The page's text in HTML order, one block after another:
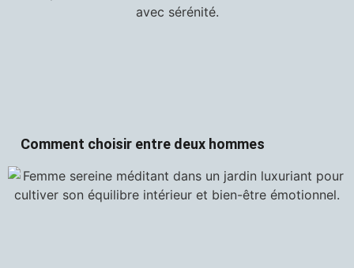
Comment choisir entre deux hommes